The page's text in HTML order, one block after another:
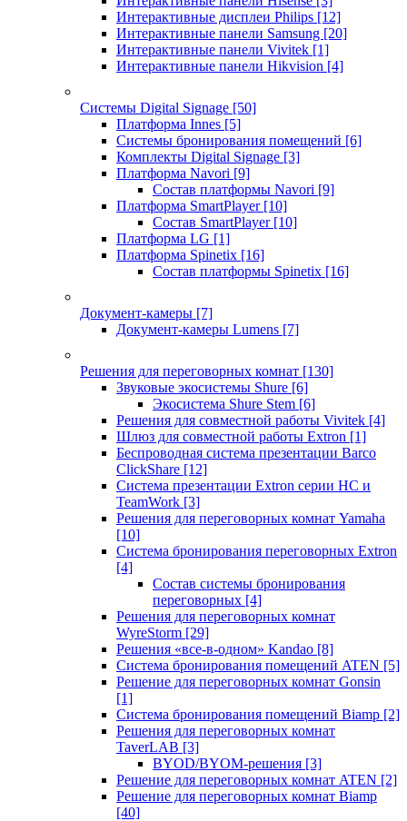
Интерактивные дисплеи Philips [12]
Интерактивные панели Samsung [20]
Интерактивные панели Vivitek [1]
Интерактивные панели Hikvision [4]
Системы Digital Signage [50]
Платформа Innes [5]
Системы бронирования помещений [6]
Комплекты Digital Signage [3]
Платформа Navori [9]
Состав платформы Navori [9]
Платформа SmartPlayer [10]
Состав SmartPlayer [10]
Платформа LG [1]
Платформа Spinetix [16]
Состав платформы Spinetix [16]
Документ-камеры [7]
Документ-камеры Lumens [7]
Решения для переговорных комнат [130]
Звуковые экосистемы Shure [6]
Экосистема Shure Stem [6]
Решения для совместной работы Vivitek [4]
Шлюз для совместной работы Extron [1]
Беспроводная система презентации Barco
ClickShare [12]
Система презентации Extron серии HC и
TeamWork [3]
Решения для переговорных комнат Yamaha
[10]
Система бронирования переговорных Extron
[4]
Состав системы бронирования
переговорных [4]
Решения для переговорных комнат
WyreStorm [29]
Решения «все-в-одном» Kandao [8]
Система бронирования помещений ATEN [5]
Решение для переговорных комнат Gonsin
[1]
Система бронирования помещений Biamp [2]
Решения для переговорных комнат
TaverLAB [3]
BYOD/BYOM-решения [3]
Решение для переговорных комнат ATEN [2]
Решение для переговорных комнат Biamp
[40]